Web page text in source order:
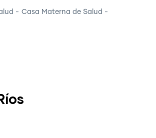
- Casa Materna de Salud -